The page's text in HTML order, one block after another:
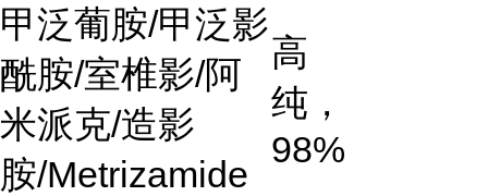
甲泛葡胺/甲泛影
酰胺/室椎影/阿
米派克/造影
胺/Metrizamide
高
纯，
98%